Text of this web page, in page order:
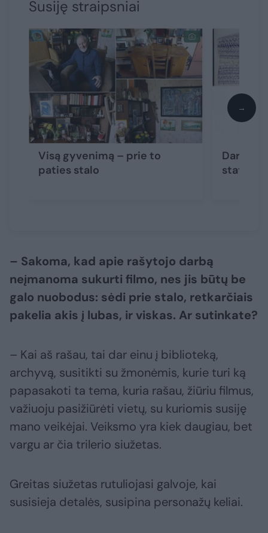
Susiję straipsniai
Visą gyvenimą – prie to
paties stalo
Darbo
→
– Sakoma, kad apie rašytojo darbą
neįmanoma sukurti filmo, nes jis būtų be
galo nuobodus: sėdi prie stalo, retkarčiais
pakelia akis į lubas, ir viskas. Ar sutinkate?
– Kai aš rašau, tai dar einu į biblioteką,
archyvą, susitikti su žmonėmis, kurie turi ką
papasakoti ta tema, kuria rašau, žiūriu filmus,
važiuoju pasižiūrėti vietų, su kuriomis susiję
mano veikėjai. Veiksmo yra kiek daugiau, bet
vargu ar čia trilerio siužetas.
Greitas siužetas rutuliojasi galvoje, kai
susisieja detalės, susipina personažų keliai.